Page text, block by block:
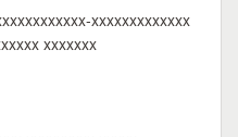
xxxxxxxxxxxxx
xxxxxxx